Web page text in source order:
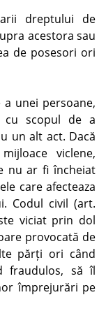
dreptului de
acestora sau
de posesori ori
unei persoane,
cu scopul de a
un alt act. Dacă
viclene,
nu ar fi încheiat
care afecteaza
Codul civil (art.
viciat prin dol
provocată de
părți ori când
fraudulos, să îl
împrejurări pe